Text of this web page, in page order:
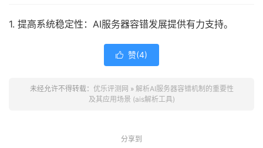
1. 提高系统稳定性：AI服务器容错发展提供有力支持。
 赞(4)
未经允许不得转载： 优乐评测网 » 解析AI服务器容错机制的重要性
及其应用场景 (ais解析工具)
分享到